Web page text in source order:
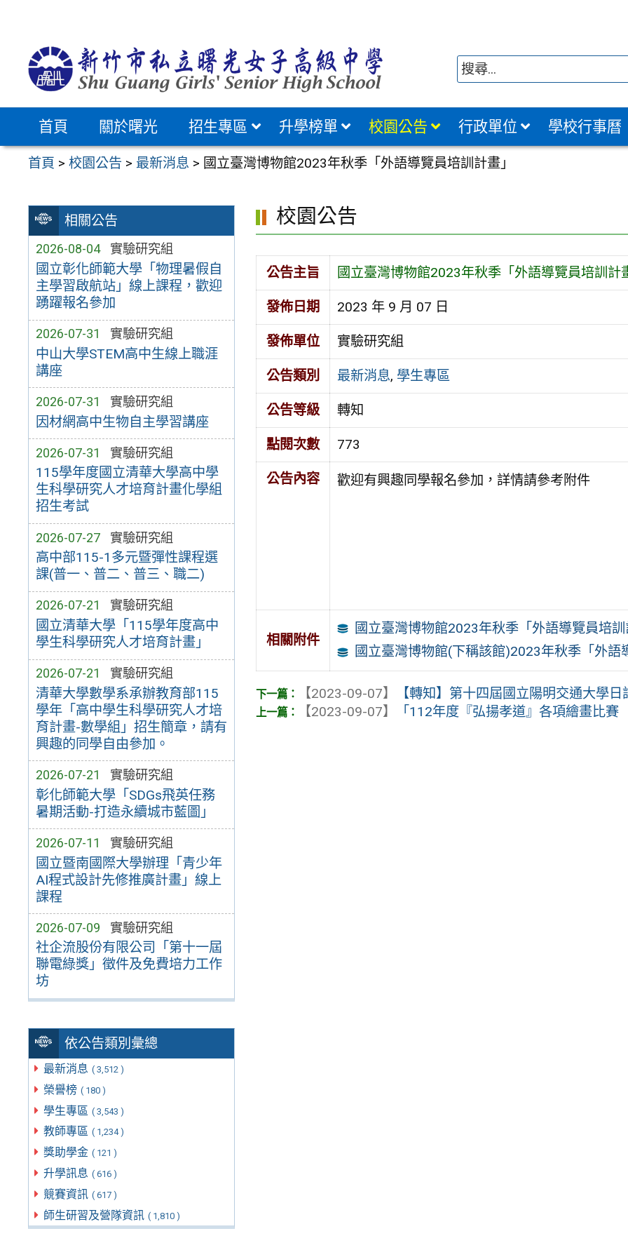
首頁 關於曙光 招生專區 升學榜單 校園公告 行政單位 學校行事曆
首頁 >校園公告 > 最新消息 > 國立臺灣博物館2023年秋季「外語導覽員培訓計畫」
相關公告
2026-08-04 實驗研究組
國立彰化師範大學「物理暑假自
主學習啟航站」線上課程，歡迎
踴躍報名參加
2026-07-31 實驗研究組
中山大學STEM高中生線上職涯
講座
2026-07-31 實驗研究組
因材網高中生物自主學習講座
2026-07-31 實驗研究組
115學年度國立清華大學高中學
生科學研究人才培育計畫化學組
招生考試
2026-07-27 實驗研究組
高中部115-1多元暨彈性課程選
課(普一、普二、普三、職二)
2026-07-21 實驗研究組
國立清華大學「115學年度高中
學生科學研究人才培育計畫」
2026-07-21 實驗研究組
清華大學數學系承辦教育部115
學年「高中學生科學研究人才培
育計畫-數學組」招生簡章，請有
興趣的同學自由參加。
2026-07-21 實驗研究組
彰化師範大學「SDGs飛英任務
暑期活動-打造永續城市藍圖」
2026-07-11 實驗研究組
國立暨南國際大學辦理「青少年
AI程式設計先修推廣計畫」線上
課程
2026-07-09 實驗研究組
社企流股份有限公司「第十一屆
聯電綠獎」徵件及免費培力工作
坊
依公告類別彙總
最新消息 ( 3,512 )
榮譽榜 ( 180 )
學生專區 ( 3,543 )
教師專區 ( 1,234 )
獎助學金 ( 121 )
升學訊息 ( 616 )
競賽資訊 ( 617 )
師生研習及營隊資訊 ( 1,810 )
校園公告
公告主旨 國立臺灣博物館2023年秋季「外語導覽員培訓計
發佈日期 2023 年 9 月 07 日
發佈單位 實驗研究組
公告類別 最新消息, 學生專區
公告等級 轉知
點閱次數 773
公告內容 歡迎有興趣同學報名參加，詳情請參考附件
相關附件
國立臺灣博物館2023年秋季「外語導覽員培
國立臺灣博物館(下稱該館)2023年秋季「外語
【2023-09-07】
【轉知】第十四屆國立陽明交通大學
【2023-09-07】
「112年度『弘揚孝道』各項繪畫比賽